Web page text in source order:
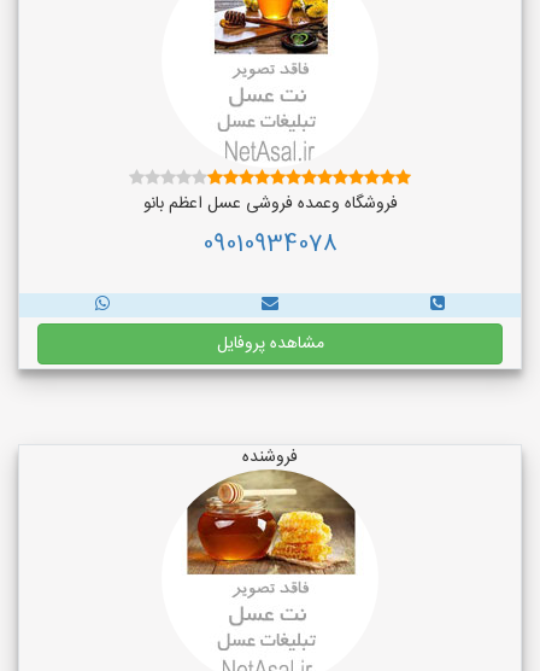
فروشگاه وعمده فروشی عسل اعظم بانو
09010934078
مشاهده پروفایل
فروشنده